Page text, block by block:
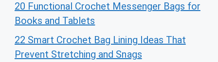
20 Functional Crochet Messenger Bags for
Books and Tablets
22 Smart Crochet Bag Lining Ideas That
Prevent Stretching and Snags